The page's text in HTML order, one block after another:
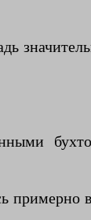
примерно